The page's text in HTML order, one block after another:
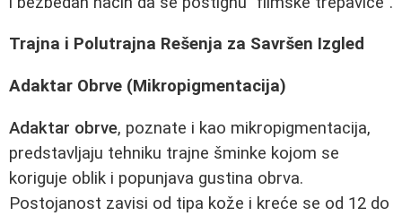
Trajna i Polutrajna Rešenja za Savršen Izgled
Adaktar Obrve (Mikropigmentacija)
Adaktar obrve, poznate i kao mikropigmentacija,
predstavljaju tehniku trajne šminke kojom se
koriguje oblik i popunjava gustina obrva.
Postojanost zavisi od tipa kože i kreće se od 12 do